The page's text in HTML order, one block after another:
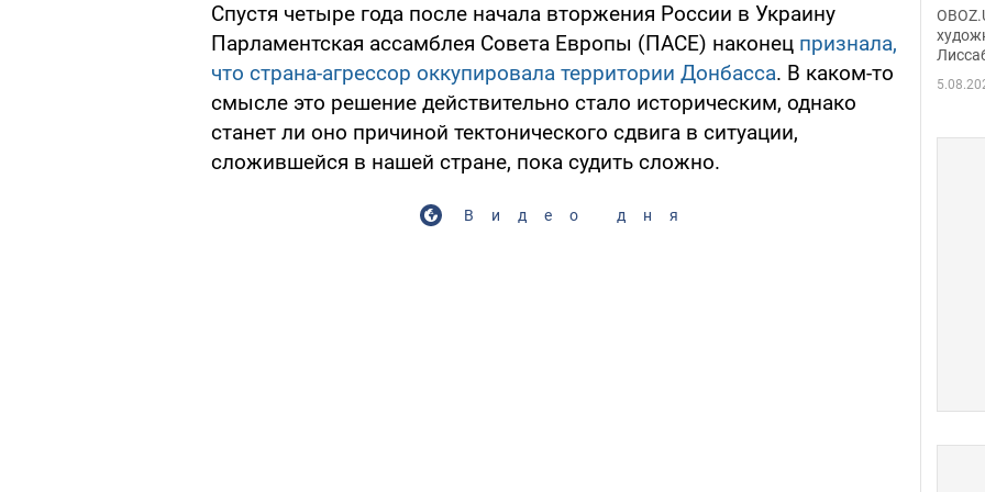
Спустя четыре года после начала вторжения России в Украину
Парламентская ассамблея Совета Европы (ПАСЕ) наконец признала,
что страна-агрессор оккупировала территории Донбасса. В каком-то
смысле это решение действительно стало историческим, однако
станет ли оно причиной тектонического сдвига в ситуации,
сложившейся в нашей стране, пока судить сложно.
Видео дня
сына